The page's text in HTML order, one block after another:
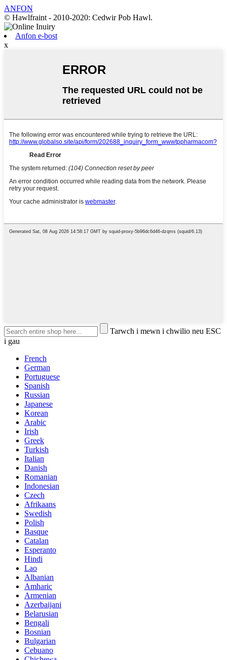
ANFON
© Hawlfraint - 2010-2020: Cedwir Pob Hawl.
Anfon e-bost
x
Tarwch i mewn i chwilio neu ESC
i gau
French
German
Portuguese
Spanish
Russian
Japanese
Korean
Arabic
Irish
Greek
Turkish
Italian
Danish
Romanian
Indonesian
Czech
Afrikaans
Swedish
Polish
Basque
Catalan
Esperanto
Hindi
Lao
Albanian
Amharic
Armenian
Azerbaijani
Belarusian
Bengali
Bosnian
Bulgarian
Cebuano